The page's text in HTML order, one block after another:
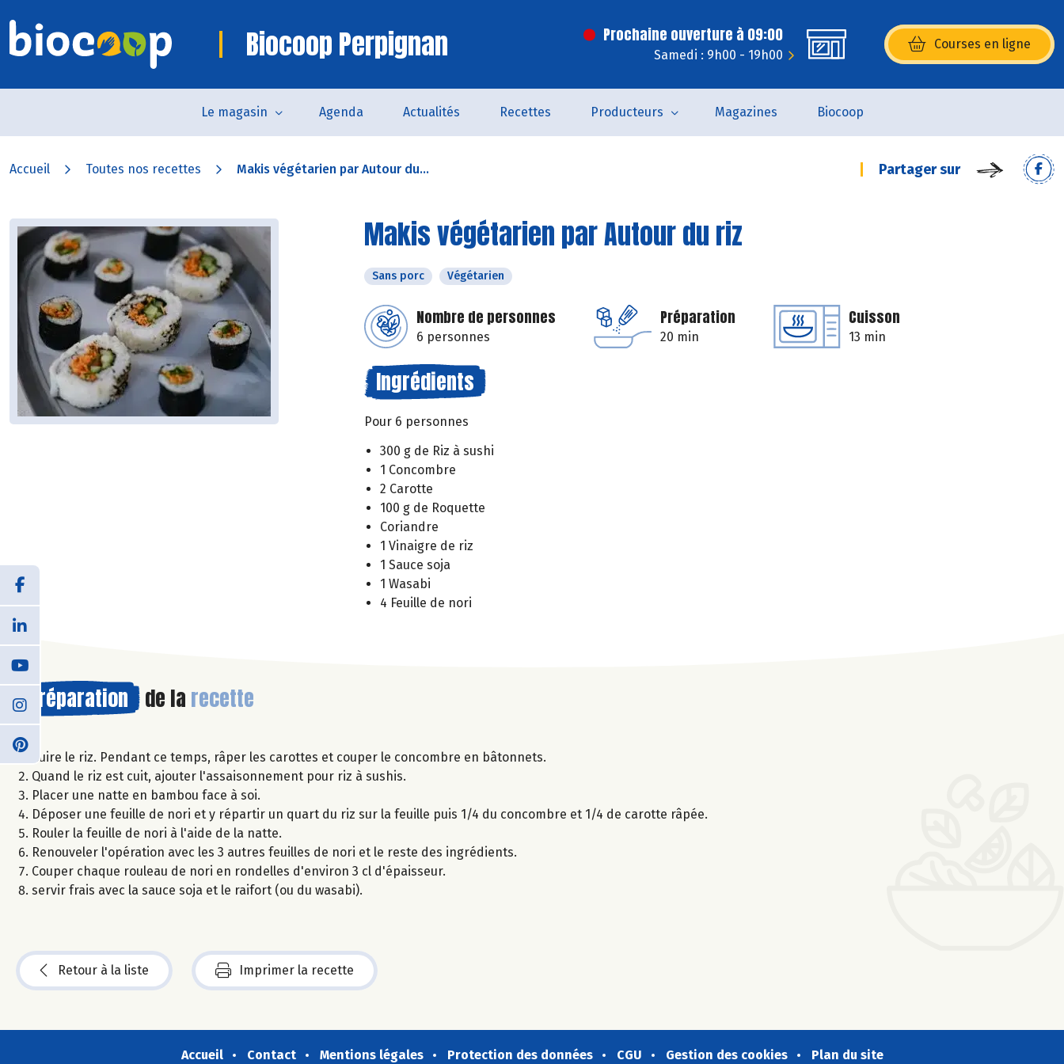
Biocoop Perpignan Prochaine ouverture à 09:00
Samedi : 9h00 - 19h00
Courses en ligne
(s’ouvre dans une nouvelle
Le magasin Agenda Actualités Recettes Producteurs Magazines Biocoop
Accueil Toutes nos recettes Makis végétarien par Autour du... Partager sur
Makis végétarien par Autour du riz
Sans porc Végétarien
Nombre de personnes
6 personnes
Préparation
20 min
Cuisson
13 min
Ingrédients
Pour 6 personnes
300 g de Riz à sushi
1 Concombre
2 Carotte
100 g de Roquette
Coriandre
1 Vinaigre de riz
1 Sauce soja
1 Wasabi
4 Feuille de nori
Préparation de la recette
Cuire le riz. Pendant ce temps, râper les carottes et couper le concombre en bâtonnets.
Quand le riz est cuit, ajouter l'assaisonnement pour riz à sushis.
Placer une natte en bambou face à soi.
Déposer une feuille de nori et y répartir un quart du riz sur la feuille puis 1/4 du concombre et 1/4 de carotte râpée.
Rouler la feuille de nori à l'aide de la natte.
Renouveler l'opération avec les 3 autres feuilles de nori et le reste des ingrédients.
Couper chaque rouleau de nori en rondelles d'environ 3 cl d'épaisseur.
servir frais avec la sauce soja et le raifort (ou du wasabi).
Retour à la liste Imprimer la recette
Accueil Contact Mentions légales Protection des données CGU Gestion des cookies Plan du site